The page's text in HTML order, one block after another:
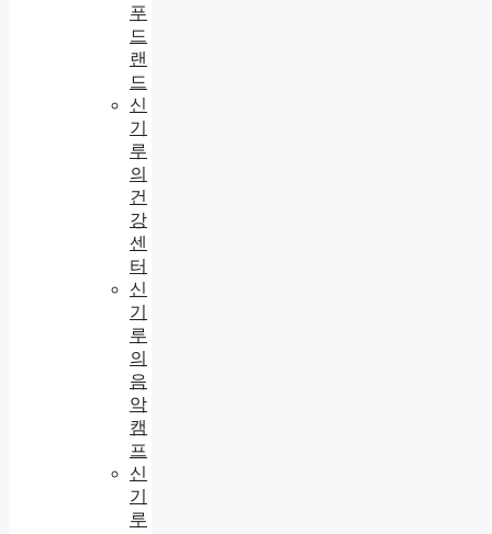
푸
드
랜
드
신
기
루
의
건
강
센
터
신
기
루
의
음
악
캠
프
신
기
루